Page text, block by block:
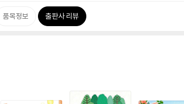
품목정보 출판사 리뷰